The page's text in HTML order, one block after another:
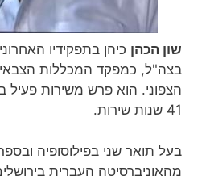
שון הכהן כיהן בתפקידיו
בצה"ל, כמפקד המכללות
41 שנות שירות‏.
בעל תואר שני בפילוסופיה
מהאוניברסיטה העברית בירושלים.